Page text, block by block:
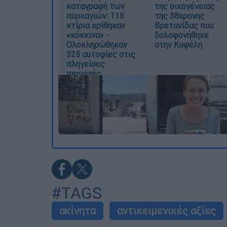
καταγραφή των
πυρκαγιών: 118
κτίρια κρίθηκαν
«κόκκινα» -
Ολοκληρώθηκαν
325 αυτοψίες στις
πληγείσες
περιοχές
της οικογένειας
της 38χρονης
Βρετανίδας που
δολοφονήθηκε
στην Κυψέλη
#TAGS
ακίνητα αντικειμενικές αξίες